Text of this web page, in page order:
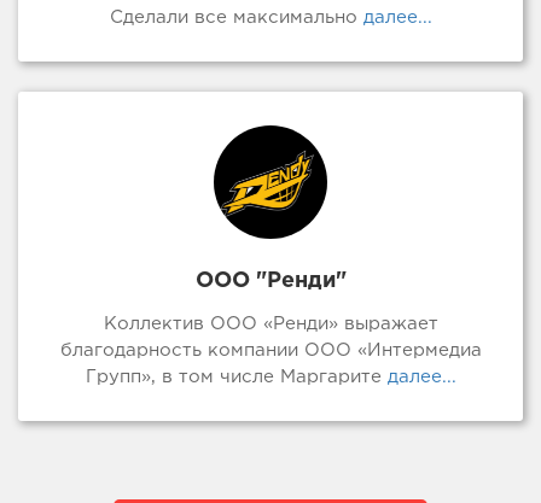
Сделали все максимально далее...
ООО "Ренди"
Коллектив ООО «Ренди» выражает
благодарность компании ООО «Интермедиа
Групп», в том числе Маргарите далее...